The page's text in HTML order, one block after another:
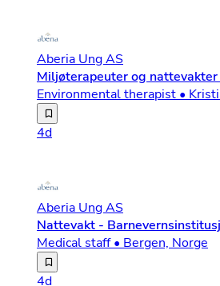
Aberia Ung AS
Miljøterapeuter og
Environmental therapist •
Aberia Ung søker engasjerte
4d
Aberia Ung AS
Nattevakt -
Medical staff • Bergen, Norge
Vi er en ideell
4d